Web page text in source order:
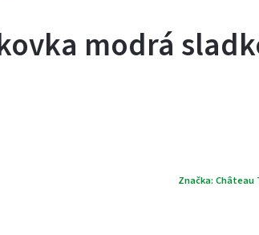
modrá
Značka: Château